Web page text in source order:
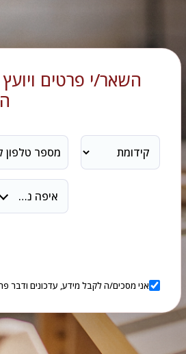
השאר/י פרטים
איפה נוח לך
אני מסכים/ה לקבל מידע, עדכונים ודבר